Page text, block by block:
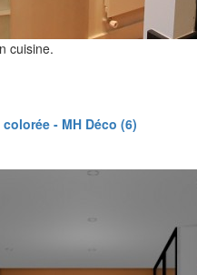
cuisine.
- MH Déco (6)